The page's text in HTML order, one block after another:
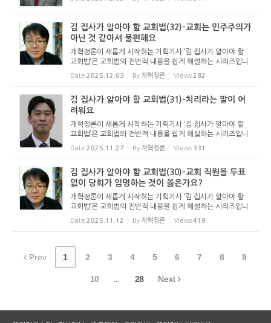
기독교보의 허락을 받았습니다. 글 내용은 기독교보에 실린
김 집사가 알아야 할 교회법(32)-교회는 민주주의가
아닌 것 같아서 불편해요
개혁정론이 새롭게 시작하는 기획기사 ‘김 집사가 알아야 할
교회법’은 교회법의 전반적 내용을 쉽게 해설하는 시리즈입니
다. 기독교보와 함께 진행하는 시리즈로서 여기에 싣는 것은
기독교보의 허락을 받았습니다. 글 내용은 기독교보에 실린
Date 2025.12.03 By 개혁정론 Views282
김 집사가 알아야 할 교회법(31)-치리라는 말이 어
려워요
개혁정론이 새롭게 시작하는 기획기사 ‘김 집사가 알아야 할
교회법’은 교회법의 전반적 내용을 쉽게 해설하는 시리즈입니
다. 기독교보와 함께 진행하는 시리즈로서 여기에 싣는 것은
기독교보의 허락을 받았습니다. 글 내용은 기독교보에 실린
Date 2025.11.27 By 개혁정론 Views 331
김 집사가 알아야 할 교회법(30)-교회 직원을 투표
없이 당회가 임명하는 것이 옳은가요?
개혁정론이 새롭게 시작하는 기획기사 ‘김 집사가 알아야 할
교회법’은 교회법의 전반적 내용을 쉽게 해설하는 시리즈입니
다. 기독교보와 함께 진행하는 시리즈로서 여기에 싣는 것은
기독교보의 허락을 받았습니다. 글 내용은 기독교보에 실린
Date 2025.11.12 By 개혁정론 Views419
Prev 1 2 3 4 5 6 7 8 9
10 ... 28 Next